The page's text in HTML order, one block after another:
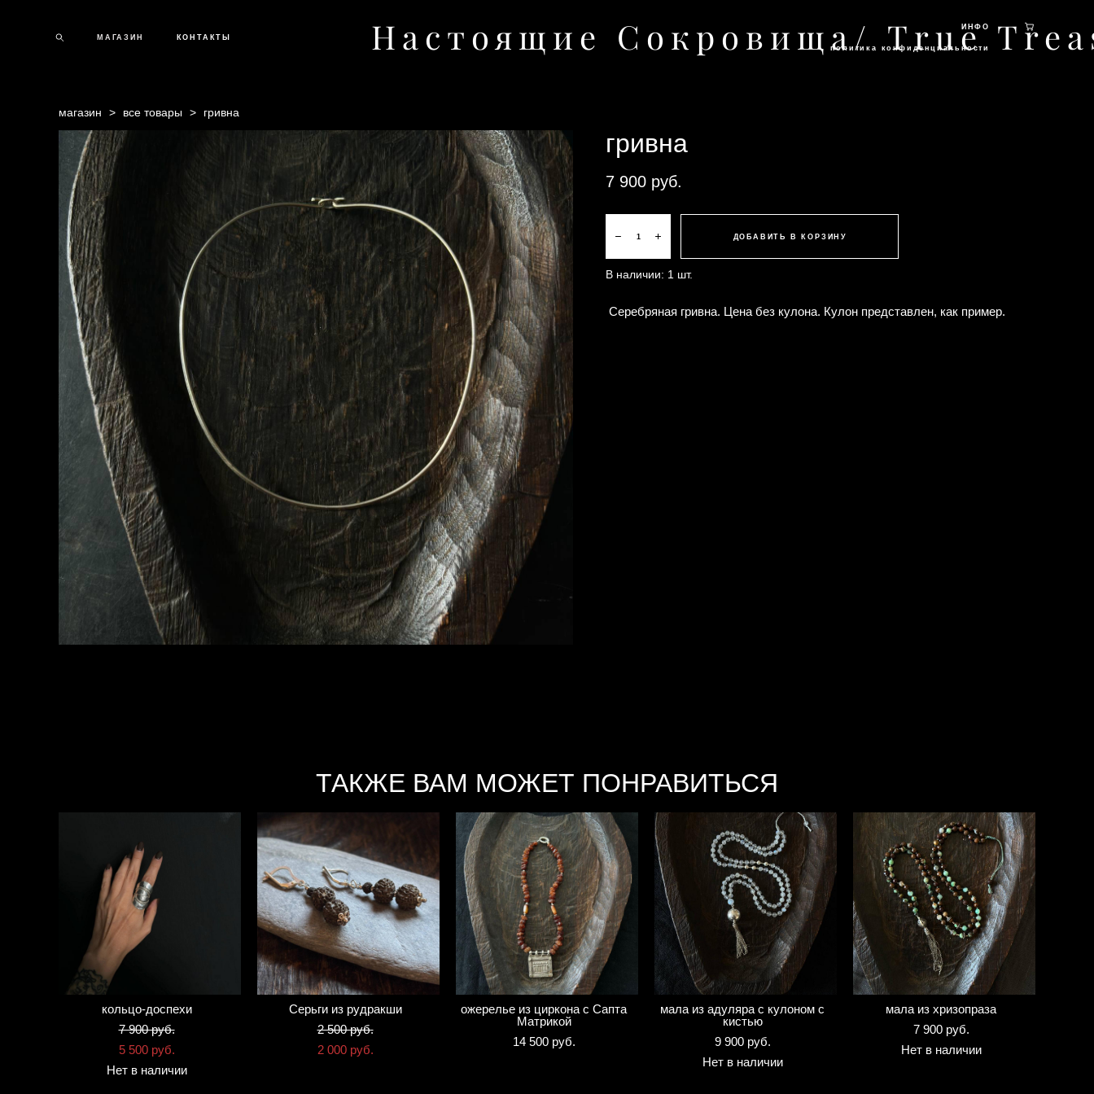
МАГАЗИН КОНТАКТЫ Настоящие Сокровища/ TrueИНФО
политика конфиденциальности
магазин > все товары > гривна
гривна
7 900 pуб.
В наличии: 1 шт.
ДОБАВИТЬ В КОРЗИНУ
Серебряная гривна. Цена без кулона. Кулон представлен, как пример.
ТАКЖЕ ВАМ МОЖЕТ ПОНРАВИТЬСЯ
кольцо-доспехи
7 900 pуб.
5 500 pуб.
Нет в наличии
Серьги из рудракши
2 500 pуб.
2 000 pуб.
ожерелье из циркона с Сапта
Матрикой
14 500 pуб.
мала из адуляра с кулоном с
кистью
9 900 pуб.
Нет в наличии
мала из хризопраза
7 900 pуб.
Нет в наличии